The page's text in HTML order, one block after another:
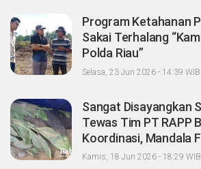
Program Ketahanan
Sakai Terhalang
Polda Riau”
Selasa, 23 Jun 2026 - 14:39 WIB
Sangat Disayangkan
Tewas Tim PT RAPP
Koordinasi, Mandala
Tanggung Jawab
Kamis, 18 Jun 2026 - 18:29 WIB